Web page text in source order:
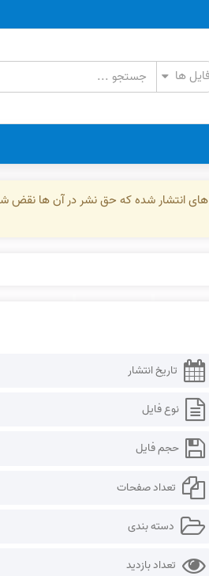
های انتشار شده که حق نشر در آن ها نقض
تاریخ انتشار
نوع فایل
حجم فایل
تعداد صفحات
دسته بندی
تعداد بازدید